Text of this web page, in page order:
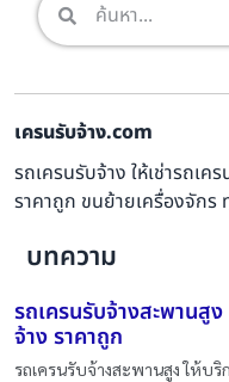
เครนรับจ้าง.com
รถเครนรับจ้าง ให้เช่ารถเ
ราคาถูก ขนย้ายเครื่องจักร
บทความ
รถเครนรับจ้างสะพานสู
จ้าง ราคาถูก
รถเครนรับจ้างสะพานสูง ให้บริ